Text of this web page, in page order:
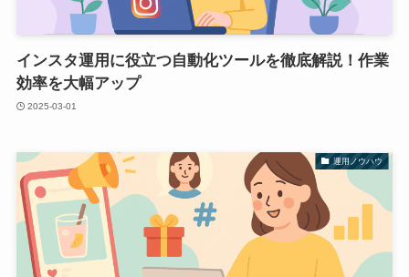
インスタ運用に役立つ自動化ツールを徹底解説！作業
効率を大幅アップ
2025-03-01
運用ノウハウ